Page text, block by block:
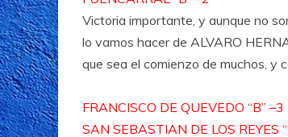
Victoria importante, y aunque no
lo vamos hacer de ALVARO
que sea el comienzo de muchos, y
FRANCISCO DE QUEVEDO “B” –3
SAN SEBASTIAN DE LOS REYES